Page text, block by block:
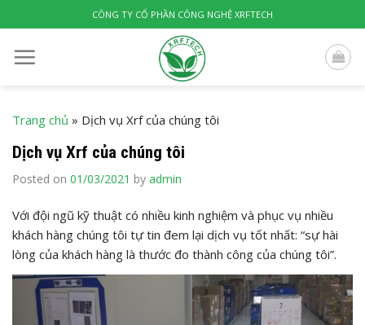
to
content
CÔNG TY CỔ PHẦN CÔNG NGHỆ XRFTECH
Trang chủ » Dịch vụ Xrf của chúng tôi
Dịch vụ Xrf của chúng tôi
Posted on 01/03/2021 by admin
Với đội ngũ kỹ thuật có nhiều kinh nghiệm và phục vụ nhiều
khách hàng chúng tôi tự tin đem lại dịch vụ tốt nhất: “sự hài
lòng của khách hàng là thước đo thành công của chúng tôi”.